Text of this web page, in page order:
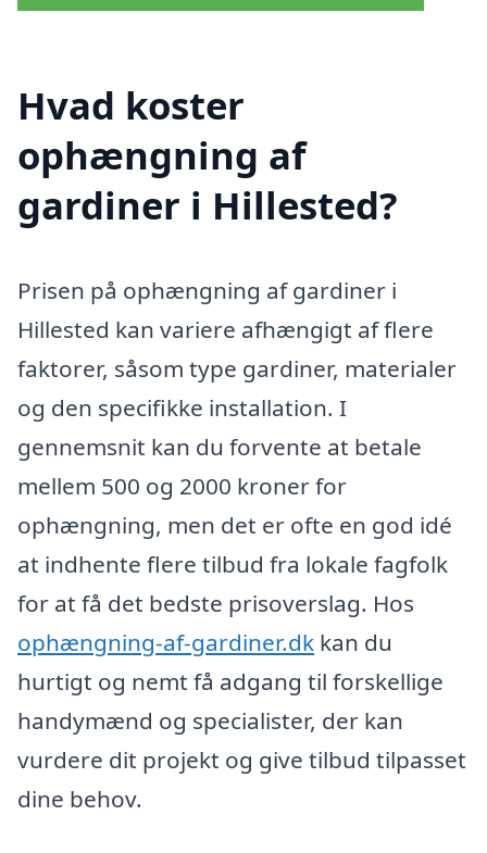
Hvad koster
ophængning af
gardiner i Hillested?
Prisen på ophængning af gardiner i
Hillested kan variere afhængigt af flere
faktorer, såsom type gardiner, materialer
og den specifikke installation. I
gennemsnit kan du forvente at betale
mellem 500 og 2000 kroner for
ophængning, men det er ofte en god idé
at indhente flere tilbud fra lokale fagfolk
for at få det bedste prisoverslag. Hos
ophængning-af-gardiner.dk kan du
hurtigt og nemt få adgang til forskellige
handymænd og specialister, der kan
vurdere dit projekt og give tilbud tilpasset
dine behov.